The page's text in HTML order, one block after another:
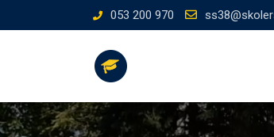
to
053 200 970